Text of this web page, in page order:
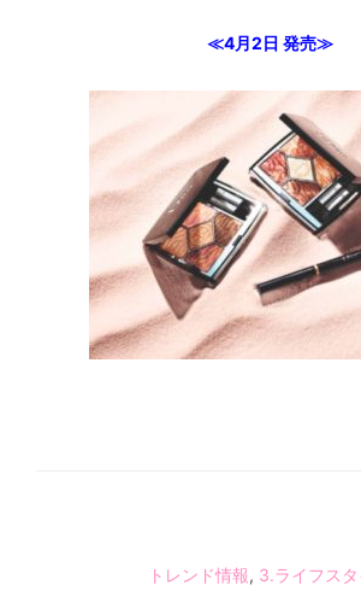
≪4月2日 発売≫
トレンド情報, 3.ライフス